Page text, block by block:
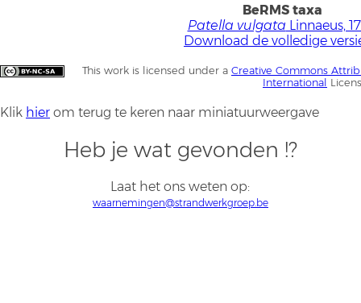
BeRMS taxa
Patella vulgata Linnaeus,
Download de volledige
This work is licensed under a Creative Commons
International
Klik hier om terug te keren naar miniatuurweergave
Heb je wat gevonden !?
Laat het ons weten op:
waarnemingen@strandwerkgroep.be